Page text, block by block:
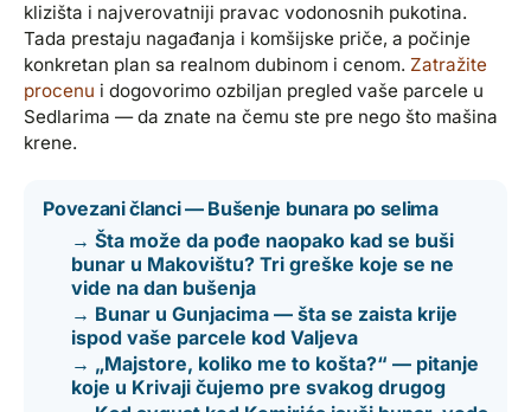
klizišta i najverovatniji pravac vodonosnih pukotina.
Tada prestaju nagađanja i komšijske priče, a počinje
konkretan plan sa realnom dubinom i cenom. Zatražite
procenu i dogovorimo ozbiljan pregled vaše parcele u
Sedlarima — da znate na čemu ste pre nego što mašina
krene.
Povezani članci — Bušenje bunara po selima
→ Šta može da pođe naopako kad se buši
bunar u Makovištu? Tri greške koje se ne
vide na dan bušenja
→ Bunar u Gunjacima — šta se zaista krije
ispod vaše parcele kod Valjeva
→ „Majstore, koliko me to košta?“ — pitanje
koje u Krivaji čujemo pre svakog drugog